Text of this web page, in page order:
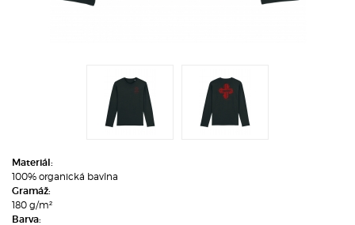
Materiál:
100% organická bavlna
Gramáž:
180 g/m²
Barva: